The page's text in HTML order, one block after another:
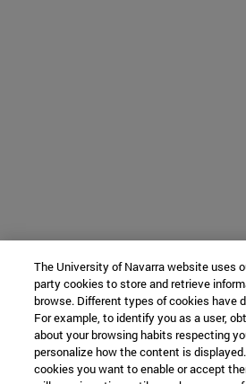
The University of Navarra website uses
party cookies to store and retrieve
browse. Different types of cookies have
For example, to identify you as a user,
about your browsing habits respecting
personalize how the content is
cookies you want to enable or accept